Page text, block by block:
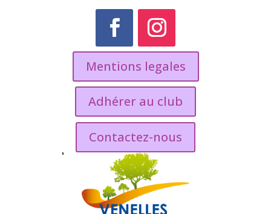
Mentions legales
Adhérer au club
Contactez-nous